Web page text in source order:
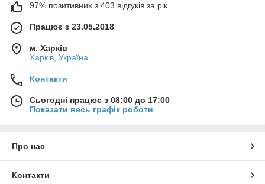
97% позитивних з 403 відгуків за рік
Працює з 23.05.2018
м. Харків
Харків, Україна
Контакти
Сьогодні працює з 08:00 до 17:00
Показати весь графік роботи
Про нас
Контакти